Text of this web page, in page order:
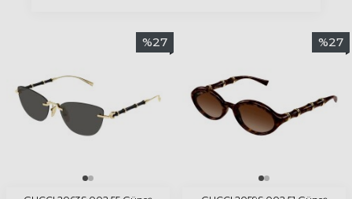
%27 %27